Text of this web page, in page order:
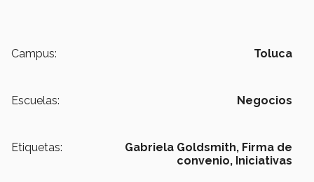
Campus: Toluca
Escuelas: Negocios
Etiquetas: Gabriela Goldsmith, Firma de
convenio, Iniciativas